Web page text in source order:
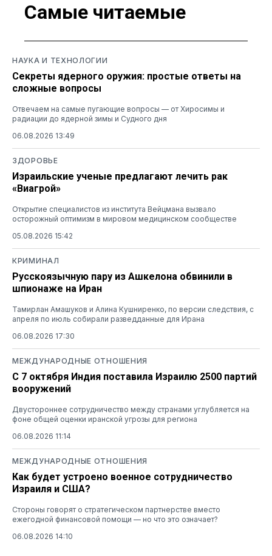
Самые читаемые
НАУКА И ТЕХНОЛОГИИ
Секреты ядерного оружия: простые ответы на
сложные вопросы
Отвечаем на самые пугающие вопросы — от Хиросимы и
радиации до ядерной зимы и Судного дня
06.08.2026 13:49
ЗДОРОВЬЕ
Израильские ученые предлагают лечить рак
«Виагрой»
Открытие специалистов из института Вейцмана вызвало
осторожный оптимизм в мировом медицинском сообществе
05.08.2026 15:42
КРИМИНАЛ
Русскоязычную пару из Ашкелона обвинили в
шпионаже на Иран
Тамирлан Амашуков и Алина Кушниренко, по версии следствия, с
апреля по июль собирали разведданные для Ирана
06.08.2026 17:30
МЕЖДУНАРОДНЫЕ ОТНОШЕНИЯ
С 7 октября Индия поставила Израилю 2500 партий
вооружений
Двустороннее сотрудничество между странами углубляется на
фоне общей оценки иранской угрозы для региона
06.08.2026 11:14
МЕЖДУНАРОДНЫЕ ОТНОШЕНИЯ
Как будет устроено военное сотрудничество
Израиля и США?
Стороны говорят о стратегическом партнерстве вместо
ежегодной финансовой помощи — но что это означает?
06.08.2026 14:10